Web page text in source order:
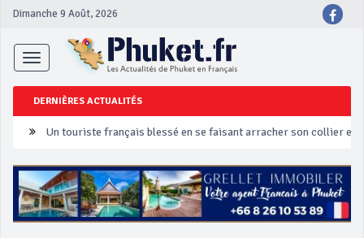
Dimanche 9 Août, 2026
Toggle
navigation
DERNIÈRES ACTUALITÉS
Un touriste français blessé en se faisant arracher son collier en
Phuket Peranakan Festival
‘Phuket Eye’ assurera la sécurité pendant Songkran